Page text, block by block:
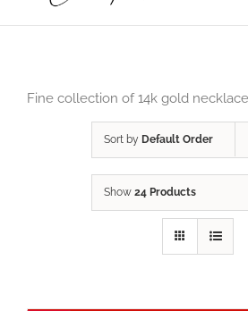
Fine collection of 14k gold
Sort by Default Order
Show 24 Products